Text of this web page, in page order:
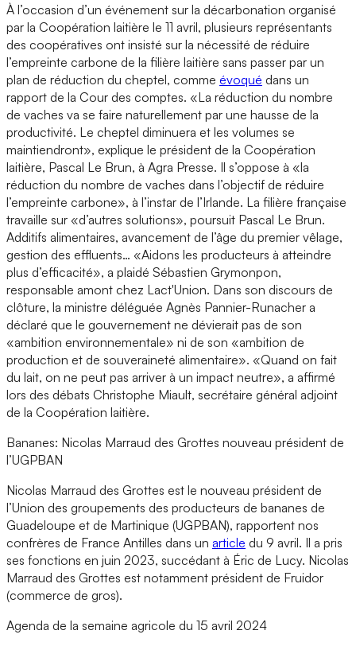
À l’occasion d’un événement sur la décarbonation organisé
par la Coopération laitière le 11 avril, plusieurs représentants
des coopératives ont insisté sur la nécessité de réduire
l’empreinte carbone de la filière laitière sans passer par un
plan de réduction du cheptel, comme évoqué dans un
rapport de la Cour des comptes. «La réduction du nombre
de vaches va se faire naturellement par une hausse de la
productivité. Le cheptel diminuera et les volumes se
maintiendront», explique le président de la Coopération
laitière, Pascal Le Brun, à Agra Presse. Il s’oppose à «la
réduction du nombre de vaches dans l’objectif de réduire
l’empreinte carbone», à l’instar de l’Irlande. La filière française
travaille sur «d’autres solutions», poursuit Pascal Le Brun.
Additifs alimentaires, avancement de l’âge du premier vêlage,
gestion des effluents… «Aidons les producteurs à atteindre
plus d’efficacité», a plaidé Sébastien Grymonpon,
responsable amont chez Lact'Union. Dans son discours de
clôture, la ministre déléguée Agnès Pannier-Runacher a
déclaré que le gouvernement ne dévierait pas de son
«ambition environnementale» ni de son «ambition de
production et de souveraineté alimentaire». «Quand on fait
du lait, on ne peut pas arriver à un impact neutre», a affirmé
lors des débats Christophe Miault, secrétaire général adjoint
de la Coopération laitière.
Bananes: Nicolas Marraud des Grottes nouveau président de
l’UGPBAN
Nicolas Marraud des Grottes est le nouveau président de
l’Union des groupements des producteurs de bananes de
Guadeloupe et de Martinique (UGPBAN), rapportent nos
confrères de France Antilles dans un article du 9 avril. Il a pris
ses fonctions en juin 2023, succédant à Éric de Lucy. Nicolas
Marraud des Grottes est notamment président de Fruidor
(commerce de gros).
Agenda de la semaine agricole du 15 avril 2024